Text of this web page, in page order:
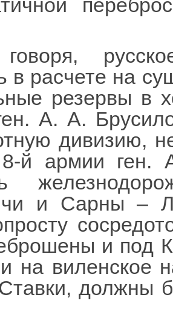
в расчете на
резервы в
А. А.
дивизию,
й армии ген.
и Сарны –
и под
на виленское
должны